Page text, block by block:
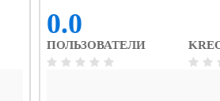
0.0
ПОЛЬЗОВАТЕЛИ